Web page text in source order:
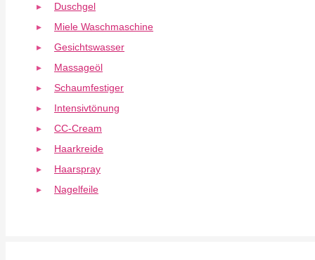
Duschgel
Miele Waschmaschine
Gesichtswasser
Massageöl
Schaumfestiger
Intensivtönung
CC-Cream
Haarkreide
Haarspray
Nagelfeile